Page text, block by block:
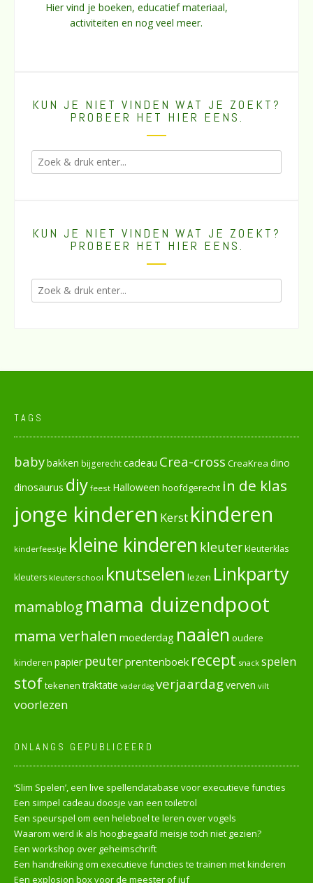
Hier vind je boeken, educatief materiaal,
activiteiten en nog veel meer.
KUN JE NIET VINDEN WAT JE ZOEKT?
PROBEER HET HIER EENS.
KUN JE NIET VINDEN WAT JE ZOEKT?
PROBEER HET HIER EENS.
TAGS
baby bakken bijgerechtcadeau Crea-cross CreaKrea dino
dinosaurus diy feest Halloween hoofdgerecht in de klas
jonge kinderen Kerst kinderen
kinderfeestje kleine kinderen kleuterkleuterklas
kleuters kleuterschool knutselen lezen Linkparty
mamablog mama duizendpoot
mama verhalen moederdag naaien oudere
kinderen papier peuterprentenboek recept snack spelen
stoftekenen traktatie vaderdag verjaardagverven vilt
voorlezen
ONLANGS GEPUBLICEERD
‘Slim Spelen’, een live spellendatabase voor executieve functies
Een simpel cadeau doosje van een toiletrol
Een speurspel om een heleboel te leren over vogels
Waarom werd ik als hoogbegaafd meisje toch niet gezien?
Een workshop over geheimschrift
Een handreiking om executieve functies te trainen met kinderen
Een explosion box voor de meester of juf